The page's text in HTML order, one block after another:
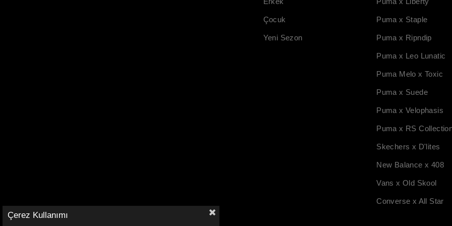
Çocuk
Yeni Sezon
Puma x Staple
Puma x Ripndip
Puma x Leo Lunatic
Puma Melo x Toxic
Puma x Suede
Puma x Velophasis
Puma x RS
Skechers x D'lites
New Balance x 408
Vans x Old Skool
Converse x All Star
Çerez Kullanımı